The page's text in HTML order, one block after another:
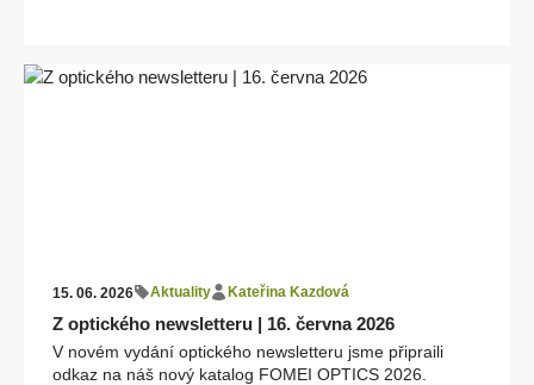
15. 06. 2026 Aktuality Kateřina Kazdová
Z optického newsletteru | 16. června 2026
V novém vydání optického newsletteru jsme připraili
odkaz na náš nový katalog FOMEI OPTICS 2026.